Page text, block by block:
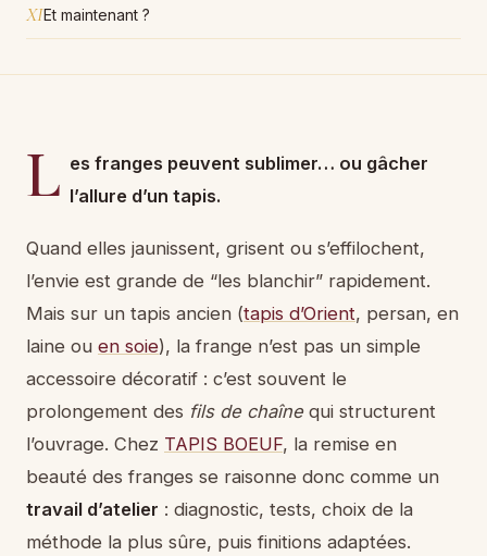
XIEt maintenant ?
L es franges peuvent sublimer… ou gâcher
l’allure d’un tapis.
Quand elles jaunissent, grisent ou s’effilochent,
l’envie est grande de “les blanchir” rapidement.
Mais sur un tapis ancien (tapis d’Orient, persan, en
laine ou en soie), la frange n’est pas un simple
accessoire décoratif : c’est souvent le
prolongement des fils de chaînequi structurent
l’ouvrage. Chez TAPIS BOEUF, la remise en
beauté des franges se raisonne donc comme un
travail d’atelier : diagnostic, tests, choix de la
méthode la plus sûre, puis finitions adaptées.